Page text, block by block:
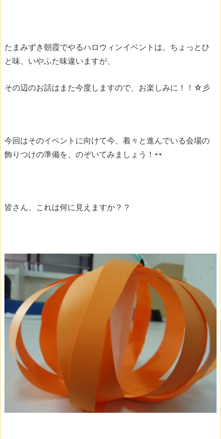
たまみずき朝霞でやるハロウィンイベントは、ちょっとひ
と味、いやふた味違いますが、
その辺のお話はまた今度しますので、お楽しみに！！☆彡
今回はそのイベントに向けて今、着々と進んでいる会場の
飾りつけの準備を、のぞいてみましょう！
皆さん、これは何に見えますか？？